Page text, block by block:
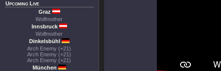
Upcoming Live
Graz
Wolfmother
Innsbruck
Wolfmother
Dinkelsbühl
Arch Enemy (+21)
Arch Enemy (+21)
Arch Enemy (+21)
München